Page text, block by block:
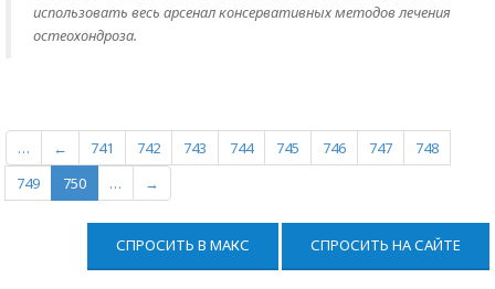
использовать весь арсенал консервативных методов лечения
остеохондроза.
… ← 741 742 743 744 745 746 747
748
749
750 … →
СПРОСИТЬ В МАКС СПРОСИТЬ НА САЙТЕ